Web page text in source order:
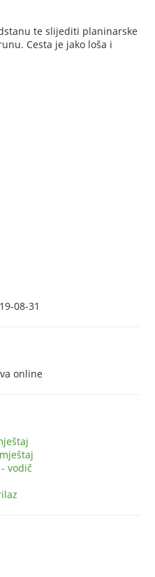
te slijediti planinarske
Cesta je jako loša i
08-31
online
vodič